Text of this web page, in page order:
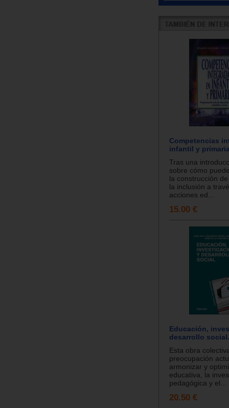
Competencias
infantil y
Tras una
sobre cómo
la construcción
la inclusión a
acciones ed...
15.00 €
Educación,
desarrollo social.
Esta obra
preocupación
armonizar y
educativa, la
pedagógica y el...
20.50 €